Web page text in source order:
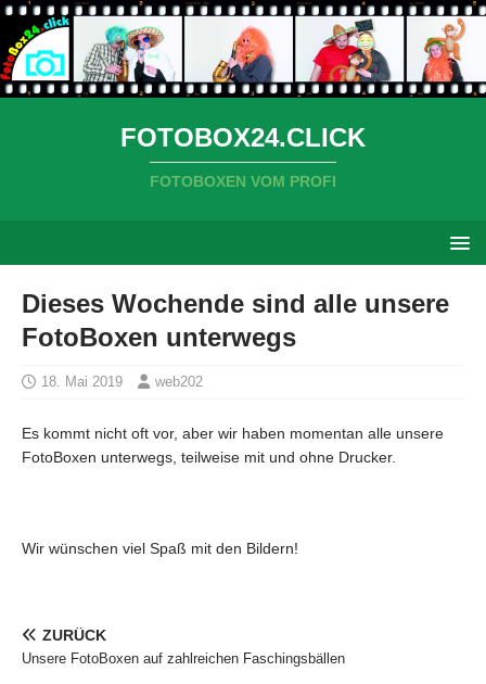
FOTOBOX24.CLICK
FOTOBOXEN VOM PROFI
Dieses Wochende sind alle unsere
FotoBoxen unterwegs
18. Mai 2019 web202
Es kommt nicht oft vor, aber wir haben momentan alle unsere
FotoBoxen unterwegs, teilweise mit und ohne Drucker.
Wir wünschen viel Spaß mit den Bildern!
ZURÜCK
Unsere FotoBoxen auf zahlreichen Faschingsbällen